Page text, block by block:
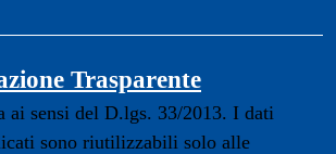
Trasparente
ai sensi del D.lgs. 33/2013. I dati
sono riutilizzabili solo alle